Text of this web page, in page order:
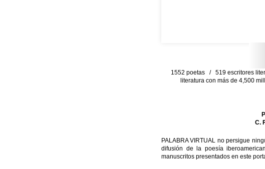
1552 poetas / 519 escritores
literatura con más de 4,500
C.
PALABRA VIRTUAL no persigue
difusión de la poesía
manuscritos presentados en este